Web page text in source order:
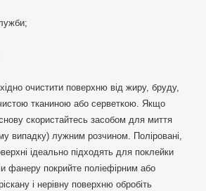
очистити поверхню від жиру, бруду,
тканиною або серветкою. Якщо
скористайтесь засобом для миття
випадку) лужним розчином. Поліровані,
ідеально підходять для поклейки
фанеру покрийте поліефірним або
і нерівну поверхню обробіть